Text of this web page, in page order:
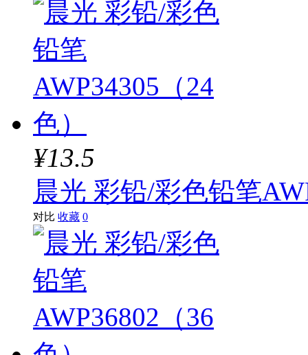
¥13.5
晨光 彩铅/彩色铅笔
对比 收藏 0